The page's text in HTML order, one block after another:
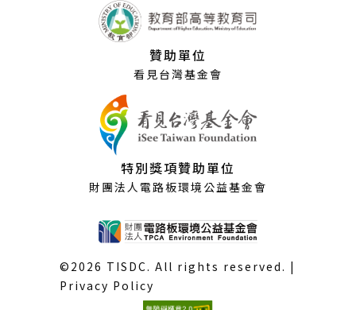
贊助單位
看見台灣基金會
特別獎項贊助單位
財團法人電路板環境公益基金會
©2026 TISDC. All rights reserved. |
Privacy Policy